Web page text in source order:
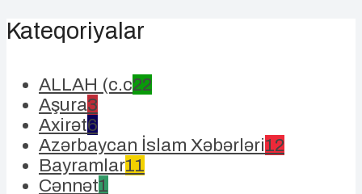
Kateqoriyalar
ALLAH (c.c22
Aşura3
Axirət6
Azərbaycan İslam Xəbərləri12
Bayramlar11
Cənnət1